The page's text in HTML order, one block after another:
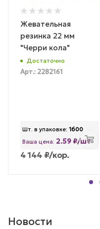
Жевательная
резинка 22 мм
"Черри кола"
Достаточно
Арт.: 2282161
Шт. в упаковке: 1600
Ваша цена: 2.59 ₽/шт
4 144 ₽/кор.
Новости